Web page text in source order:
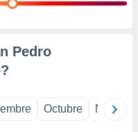
Pedro
?
Octubre